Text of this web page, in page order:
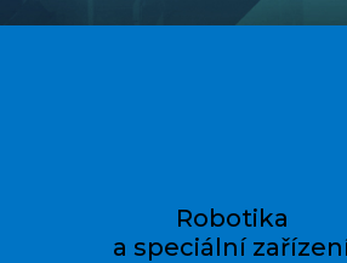
Robotika
a speciální